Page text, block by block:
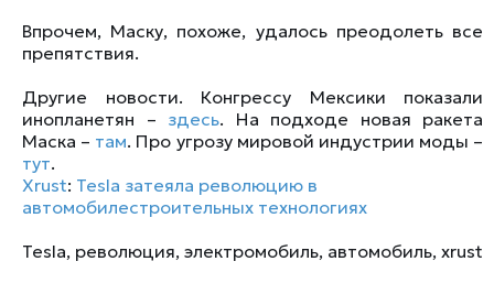
Впрочем, Маску, похоже, удалось преодолеть все
препятствия.
Другие новости. Конгрессу Мексики показали
инопланетян – здесь. На подходе новая ракета
Маска – там. Про угрозу мировой индустрии моды –
тут.
Xrust: Tesla затеяла революцию в
автомобилестроительных технологиях
Tesla, революция, электромобиль, автомобиль, xrust